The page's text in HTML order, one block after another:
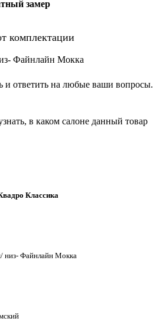
замер
комплектации
Файнлайн Мокка
и ответить на любые ваши вопросы.
в каком салоне данный товар
Классика
низ- Файнлайн Мокка